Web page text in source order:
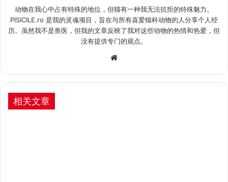
动物在我心中占有特殊的地位，但猫有一种我无法抗拒的特殊魅力。
PISICILE.ro 是我的灵魂项目，旨在与所有喜爱猫科动物的人分享个人经
历。虽然我不是兽医，但我的文章反映了我对这些动物的热情和热爱，但
没有提供专门的观点。
相关文章